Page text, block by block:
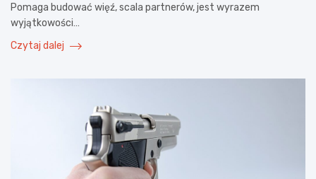
Pomaga budować więź, scala partnerów, jest wyrazem
wyjątkowości…
Czytaj dalej